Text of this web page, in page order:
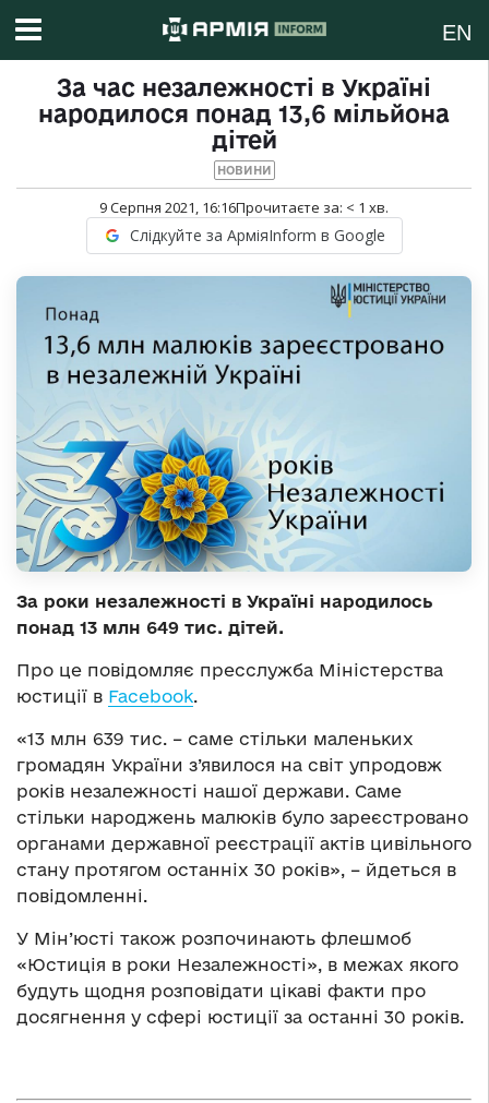
EN
За час незалежності в Україні
народилося понад 13,6 мільйона
дітей
НОВИНИ
9 Серпня 2021, 16:16Прочитаєте за: < 1 хв.
Слідкуйте за АрміяInform в Google
За роки незалежності в Україні народилось
понад 13 млн 649 тис. дітей.
Про це повідомляє пресслужба Міністерства
юстиції в Facebook.
«13 млн 639 тис. – саме стільки маленьких
громадян України з’явилося на світ упродовж
років незалежності нашої держави. Саме
стільки народжень малюків було зареєстровано
органами державної реєстрації актів цивільного
стану протягом останніх 30 років», – йдеться в
повідомленні.
У Мін’юсті також розпочинають флешмоб
«Юстиція в роки Незалежності», в межах якого
будуть щодня розповідати цікаві факти про
досягнення у сфері юстиції за останні 30 років.